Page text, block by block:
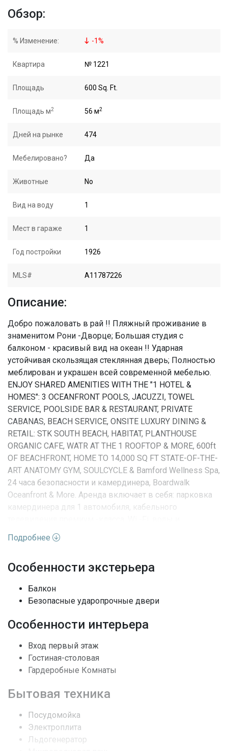
Обзор:
% Изменение: -1%
Квартира № 1221
Площадь 600 Sq. Ft.
Площадь м2 56 м2
Дней на рынке 474
Мебелировано? Да
Животные No
Вид на воду 1
Мест в гараже 1
Год постройки 1926
MLS# A11787226
Описание:
Добро пожаловать в рай !! Пляжный проживание в
знаменитом Рони -Дворце; Большая студия с
балконом - красивый вид на океан !! Ударная
устойчивая скользящая стеклянная дверь; Полностью
меблирован и украшен всей современной мебелью.
ENJOY SHARED AMENITIES WITH THE "1 HOTEL &
HOMES": 3 OCEANFRONT POOLS, JACUZZI, TOWEL
SERVICE, POOLSIDE BAR & RESTAURANT, PRIVATE
CABANAS, BEACH SERVICE, ONSITE LUXURY DINING &
RETAIL: STK SOUTH BEACH, HABITAT, PLANTHOUSE
ORGANIC CAFE, WATR AT THE 1 ROOFTOP & MORE, 600ft
OF BEACHFRONT, HOME TO 14,000 SQ FT STATE-OF-THE-
ART ANATOMY GYM, SOULCYCLE & Bamford Wellness Spa,
24 часа безопасности и камердинера, Boardwalk
Oceanfront & More. Аренда включает в себя: парковка
камердинера для 1 автомобиля, кабельного
кондиционера. Расположенный рядом с отелем W,
Lincoln Rd, Shopping, Restaurants, Nightlife.
Характеристики недвижимости:
Адрес
Вид недвижимости
Кондоминиум
Этажей
MapCoordinate
Вид
Подробнее
Особенности экстерьера
Балкон
Безопасные ударопрочные двери
Особенности интерьера
Вход первый этаж
Гостиная-столовая
Гардеробные Комнаты
Бытовая техника
Посудомойка
Электроплита
Льдогенератор